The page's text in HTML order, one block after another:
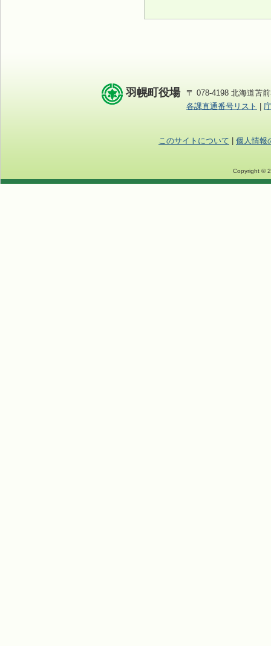
羽幌町役場
〒 078-4198 北海道苫
各課直通番号リスト
このサイトについて 個人情報
Copyright ©